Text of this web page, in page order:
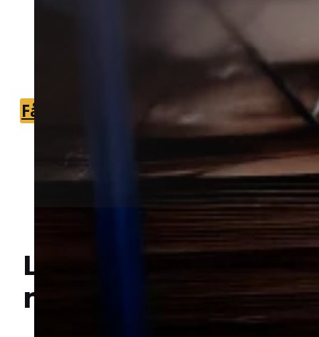
specialister, der kan håndtere mus i
både bolig og mindre erhverv.
Få et tilbud +45 51 90 85 46
Lokal bekæmpelse
musHej! Hvordan kan jeg hjælpe dig? Har du nogen spørgsmål?